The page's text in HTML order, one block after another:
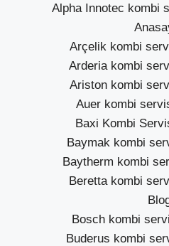
Alpha Innotec kombi
Arçelik kombi
Arderia kombi
Ariston kombi
Auer kombi
Baxi Kombi
Baymak kombi
Baytherm kombi
Beretta kombi
Bosch kombi
Buderus kombi